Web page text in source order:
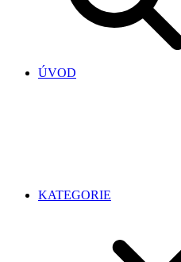
ÚVOD
KATEGORIE